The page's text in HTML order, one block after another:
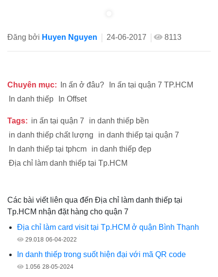
Đăng bởi Huyen Nguyen 24-06-2017 8113
Chuyên mục: In ấn ở đâu?
In ấn tại quận 7 TP.HCM
In danh thiếp
In Offset
Tags: in ấn tại quận 7
in danh thiếp bền
in danh thiếp chất lượng
in danh thiếp tại quận 7
In danh thiếp tại tphcm
in danh thiếp đẹp
Địa chỉ làm danh thiếp tại Tp.HCM
Các bài viết liên qua đến Địa chỉ làm danh thiếp tại
Tp.HCM nhận đặt hàng cho quận 7
Địa chỉ làm card visit tại Tp.HCM ở quận Bình Thạnh
29.018 06-04-2022
In danh thiếp trong suốt hiện đại với mã QR code
1.056 28-05-2024